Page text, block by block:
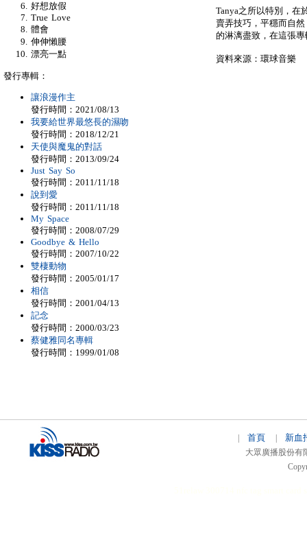
Tanya之所以特別，在
賣弄技巧，平穩而自
的淋漓盡致，在這張
資料來源：環球音樂
好想放假
True Love
體會
伸伸懶腰
漂亮一點
發行專輯：
讓浪漫作主
發行時間：2021/08/13
我要給世界最悠長的濕吻
發行時間：2018/12/21
天使與魔鬼的對話
發行時間：2013/09/24
Just Say So
發行時間：2011/11/18
說到愛
發行時間：2011/11/18
My Space
發行時間：2008/07/29
Goodbye & Hello
發行時間：2007/10/22
雙棲動物
發行時間：2005/01/17
相信
發行時間：2001/04/13
記念
發行時間：2000/03/23
蔡健雅同名專輯
發行時間：1999/01/08
首頁 新血
大眾廣播股份有